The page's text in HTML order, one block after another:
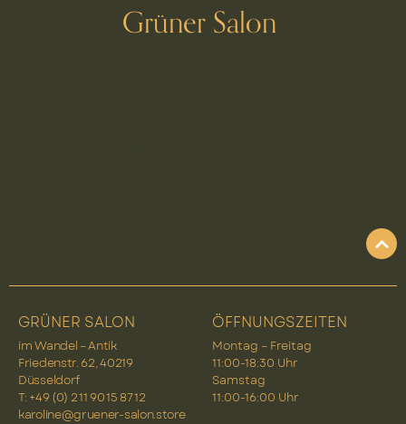
Grüner Salon
GRÜNER SALON
im Wandel – Antik
Friedenstr. 62, 40219
Düsseldorf
T: +49 (0) 2 11 90 15 87 12
karoline@gruener-salon.store
ÖFFNUNGSZEITEN
Montag – Freitag
11:00-18:30 Uhr
Samstag
11:00-16:00 Uhr